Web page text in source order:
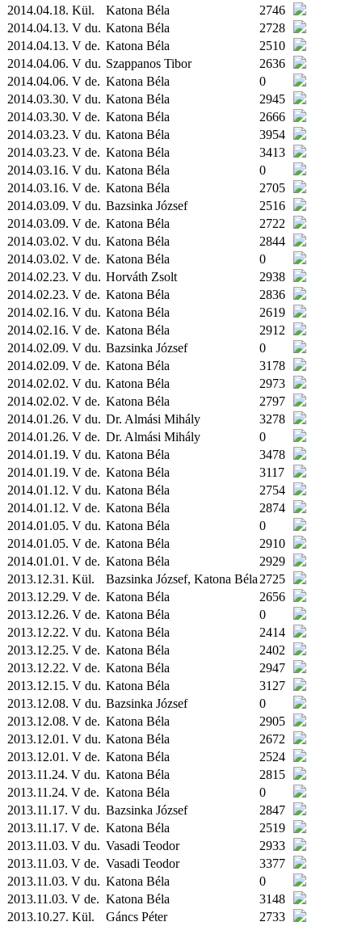
2014.04.18. Kül. Katona Béla
2746
2014.04.13. V du. Katona Béla
2728
2014.04.13. V de. Katona Béla
2510
2014.04.06. V du. Szappanos Tibor
2636
2014.04.06. V de. Katona Béla
0
2014.03.30. V du. Katona Béla
2945
2014.03.30. V de. Katona Béla
2666
2014.03.23. V du. Katona Béla
3954
2014.03.23. V de. Katona Béla
3413
2014.03.16. V du. Katona Béla
0
2014.03.16. V de. Katona Béla
2705
2014.03.09. V du. Bazsinka József
2516
2014.03.09. V de. Katona Béla
2722
2014.03.02. V du. Katona Béla
2844
2014.03.02. V de. Katona Béla
0
2014.02.23. V du. Horváth Zsolt
2938
2014.02.23. V de. Katona Béla
2836
2014.02.16. V du. Katona Béla
2619
2014.02.16. V de. Katona Béla
2912
2014.02.09. V du. Bazsinka József
0
2014.02.09. V de. Katona Béla
3178
2014.02.02. V du. Katona Béla
2973
2014.02.02. V de. Katona Béla
2797
2014.01.26. V du. Dr. Almási Mihály
3278
2014.01.26. V de. Dr. Almási Mihály
0
2014.01.19. V du. Katona Béla
3478
2014.01.19. V de. Katona Béla
3117
2014.01.12. V du. Katona Béla
2754
2014.01.12. V de. Katona Béla
2874
2014.01.05. V du. Katona Béla
0
2014.01.05. V de. Katona Béla
2910
2014.01.01. V de. Katona Béla
2929
2013.12.31. Kül. Bazsinka József, Katona Béla 2725
2013.12.29. V de. Katona Béla
2656
2013.12.26. V de. Katona Béla
0
2013.12.22. V du. Katona Béla
2414
2013.12.25. V de. Katona Béla
2402
2013.12.22. V de. Katona Béla
2947
2013.12.15. V du. Katona Béla
3127
2013.12.08. V du. Bazsinka József
0
2013.12.08. V de. Katona Béla
2905
2013.12.01. V du. Katona Béla
2672
2013.12.01. V de. Katona Béla
2524
2013.11.24. V du. Katona Béla
2815
2013.11.24. V de. Katona Béla
0
2013.11.17. V du. Bazsinka József
2847
2013.11.17. V de. Katona Béla
2519
2013.11.03. V du. Vasadi Teodor
2933
2013.11.03. V de. Vasadi Teodor
3377
2013.11.03. V du. Katona Béla
0
2013.11.03. V de. Katona Béla
3148
2013.10.27. Kül. Gáncs Péter 2733